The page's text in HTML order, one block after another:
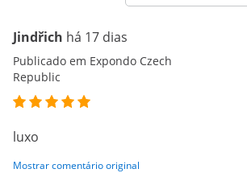
Jindřich há 17 dias
Publicado em Expondo Czech
Republic
luxo
Mostrar comentário original